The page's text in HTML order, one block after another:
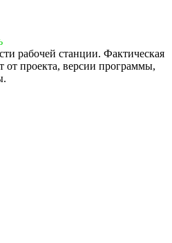
рабочей станции. Фактическая
от проекта, версии программы,